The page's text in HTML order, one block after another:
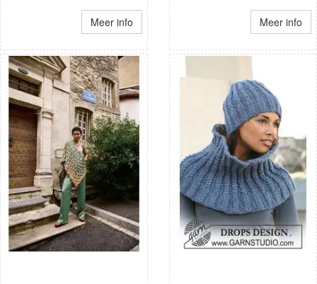
Meer info Meer info